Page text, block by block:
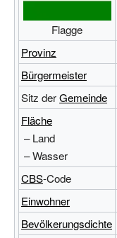
Flagge
Provinz
Bürgermeister
Sitz derGemeinde
Fläche
– Land
– Wasser
CBS-Code
Einwohner
Bevölkerungsdichte